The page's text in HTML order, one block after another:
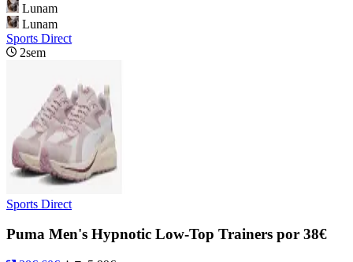
Lunam
Lunam
Sports Direct
2sem
Sports Direct
Puma Men's Hypnotic Low-Top Trainers por 38€